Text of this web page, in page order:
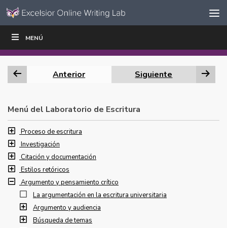
Ir al contenido
navegación
MENÚ
ESCRIBIR
Anterior Siguiente
Menú del Laboratorio de Escritura
Proceso de escritura
Investigación
Citación y documentación
Estilos retóricos
Argumento y pensamiento crítico
La argumentación en la escritura universitaria
Argumento y audiencia
Búsqueda de temas